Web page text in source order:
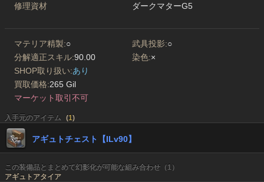
修理資材
ダークマターG5
マテリア精製:○ 武具投影:○
分解適正スキル:90.00 染色:×
SHOP取り扱い:あり
買取価格:265 Gil
マーケット取引不可
入手元のアイテム (1)
アギュトチェスト【ILv90】
この装備品とまとめて幻影化が可能な組み合わせ（1）
アギュトアタイア